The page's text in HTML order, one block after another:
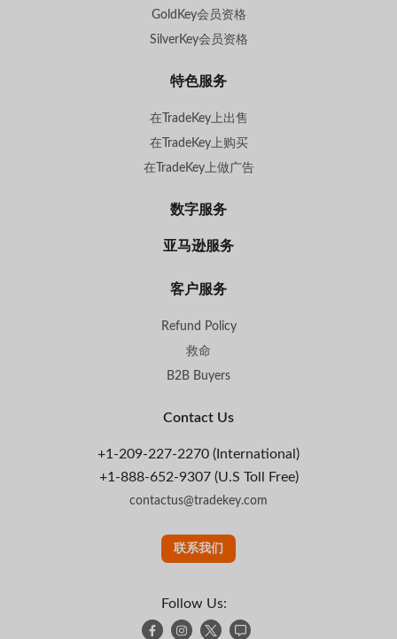
GoldKey会员资格
SilverKey会员资格
特色服务
在TradeKey上出售
在TradeKey上购买
在TradeKey上做广告
数字服务
亚马逊服务
客户服务
Refund Policy
救命
B2B Buyers
Contact Us
+1-209-227-2270 (International)
+1-888-652-9307 (U.S Toll Free)
contactus@tradekey.com
联系我们
Follow Us: